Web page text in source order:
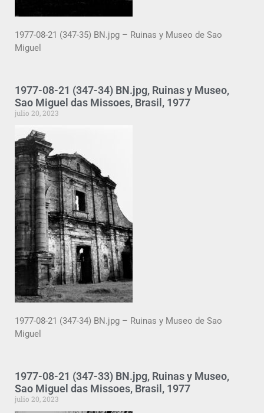
1977-08-21 (347-35) BN.jpg – Ruinas y Museo de Sao
Miguel
1977-08-21 (347-34) BN.jpg, Ruinas y Museo,
Sao Miguel das Missoes, Brasil, 1977
julio 20, 2023
1977-08-21 (347-34) BN.jpg – Ruinas y Museo de Sao
Miguel
1977-08-21 (347-33) BN.jpg, Ruinas y Museo,
Sao Miguel das Missoes, Brasil, 1977
julio 20, 2023